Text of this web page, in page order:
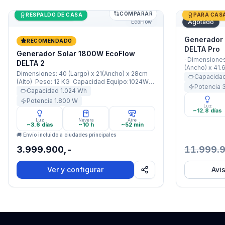
Generador Solar 1800W EcoFlow DELTA 2
EcoFlow
Últimas unidades
RESPALDO DE CASA COMPARAR
RECOMENDADO
Generador Solar 1800W EcoFlow
DELTA 2
Dimensiones: 40 (Largo) x 21(Ancho) x 28cm
(Alto) Peso: 12 KG Capacidad Equipo:1024Wh
Capacidad Batería: 47600mAh (85Ah / 51,2V)
Potencia: 1800W Nominal / 2200W X-Boost
Garantía: 5 Años · · ·
Capacidad 1.024 Wh
Potencia 1.800 W
Luz
~3.6 días
Nevera
~10 h
Aire
~52 min
🚚 Envío incluido a ciudades principales
3.999.900,-
Ver y configurar
Generador
Agotado
PARA
DELTA Pro
·
(Ancho) x
Capacidad
Batería:
3600W
5 Años ·
Potencia
Luz
~12.8 días